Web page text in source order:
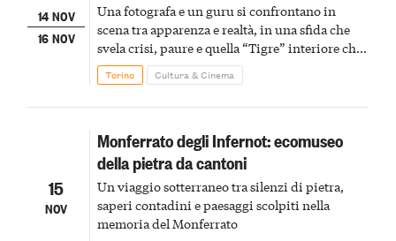
14 NOV
16 NOV
Una fotografa e un guru si confrontano in
scena tra apparenza e realtà, in una sfida che
svela crisi, paure e quella “Tigre” interiore che
tutti dobbiamo imparare a gestire
Torino Cultura & Cinema
15
NOV
Monferrato degli Infernot: ecomuseo
della pietra da cantoni
Un viaggio sotterraneo tra silenzi di pietra,
saperi contadini e paesaggi scolpiti nella
memoria del Monferrato